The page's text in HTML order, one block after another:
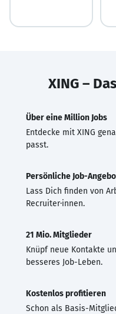
XING –
Über eine Million Jobs
Entdecke mit XING
passt.
Persönliche Job-
Lass Dich finden von
Recruiter·innen.
21 Mio. Mitglieder
Knüpf neue Kontakte
besseres Job-Leben.
Kostenlos profitieren
Schon als Basis-